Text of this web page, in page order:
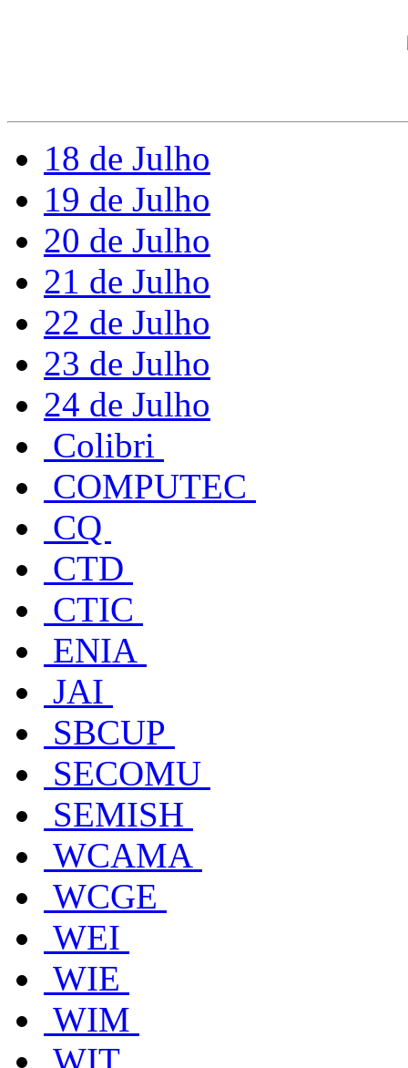
18 de Julho
19 de Julho
20 de Julho
21 de Julho
22 de Julho
23 de Julho
24 de Julho
Colibri
COMPUTEC
CQ
CTD
CTIC
ENIA
JAI
SBCUP
SECOMU
SEMISH
WCAMA
WCGE
WEI
WIE
WIM
WIT